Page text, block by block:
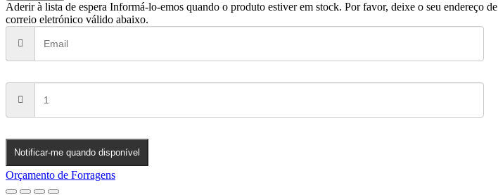
Aderir à lista de espera Informá-lo-emos quando o produto estiver em stock. Por favor, deixe o seu endereço de
correio eletrónico válido abaixo.
Notificar-me quando disponível
Orçamento de Forragens